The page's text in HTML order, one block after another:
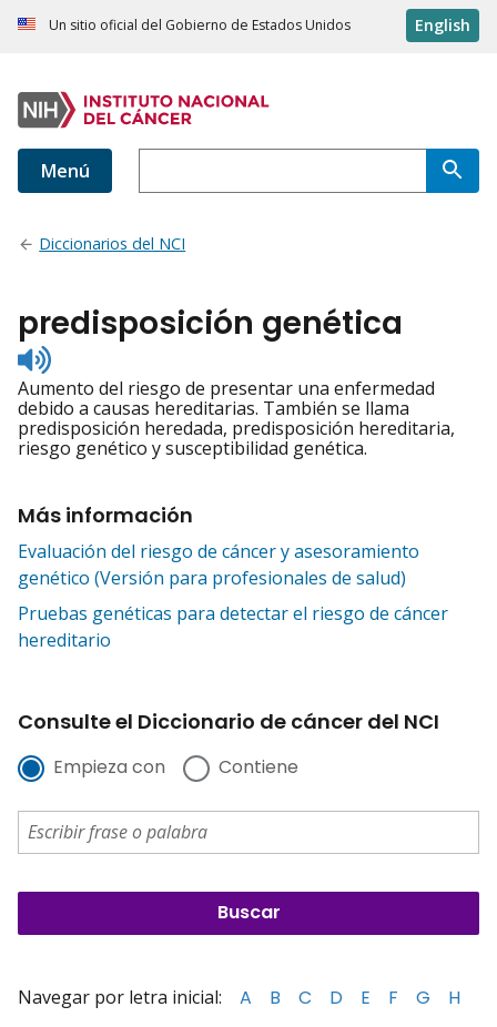
Un sitio oficial del Gobierno de Estados Unidos English
Menú
Diccionarios del NCI
predisposición genética
Listen
to
pronunciation
Aumento del riesgo de presentar una enfermedad
debido a causas hereditarias. También se llama
predisposición heredada, predisposición hereditaria,
riesgo genético y susceptibilidad genética.
Más información
Evaluación del riesgo de cáncer y asesoramiento
genético (Versión para profesionales de salud)
Pruebas genéticas para detectar el riesgo de cáncer
hereditario
Consulte el Diccionario de cáncer del NCI
Empieza con Contiene
Navegar por letra inicial: A B C D E F G
H